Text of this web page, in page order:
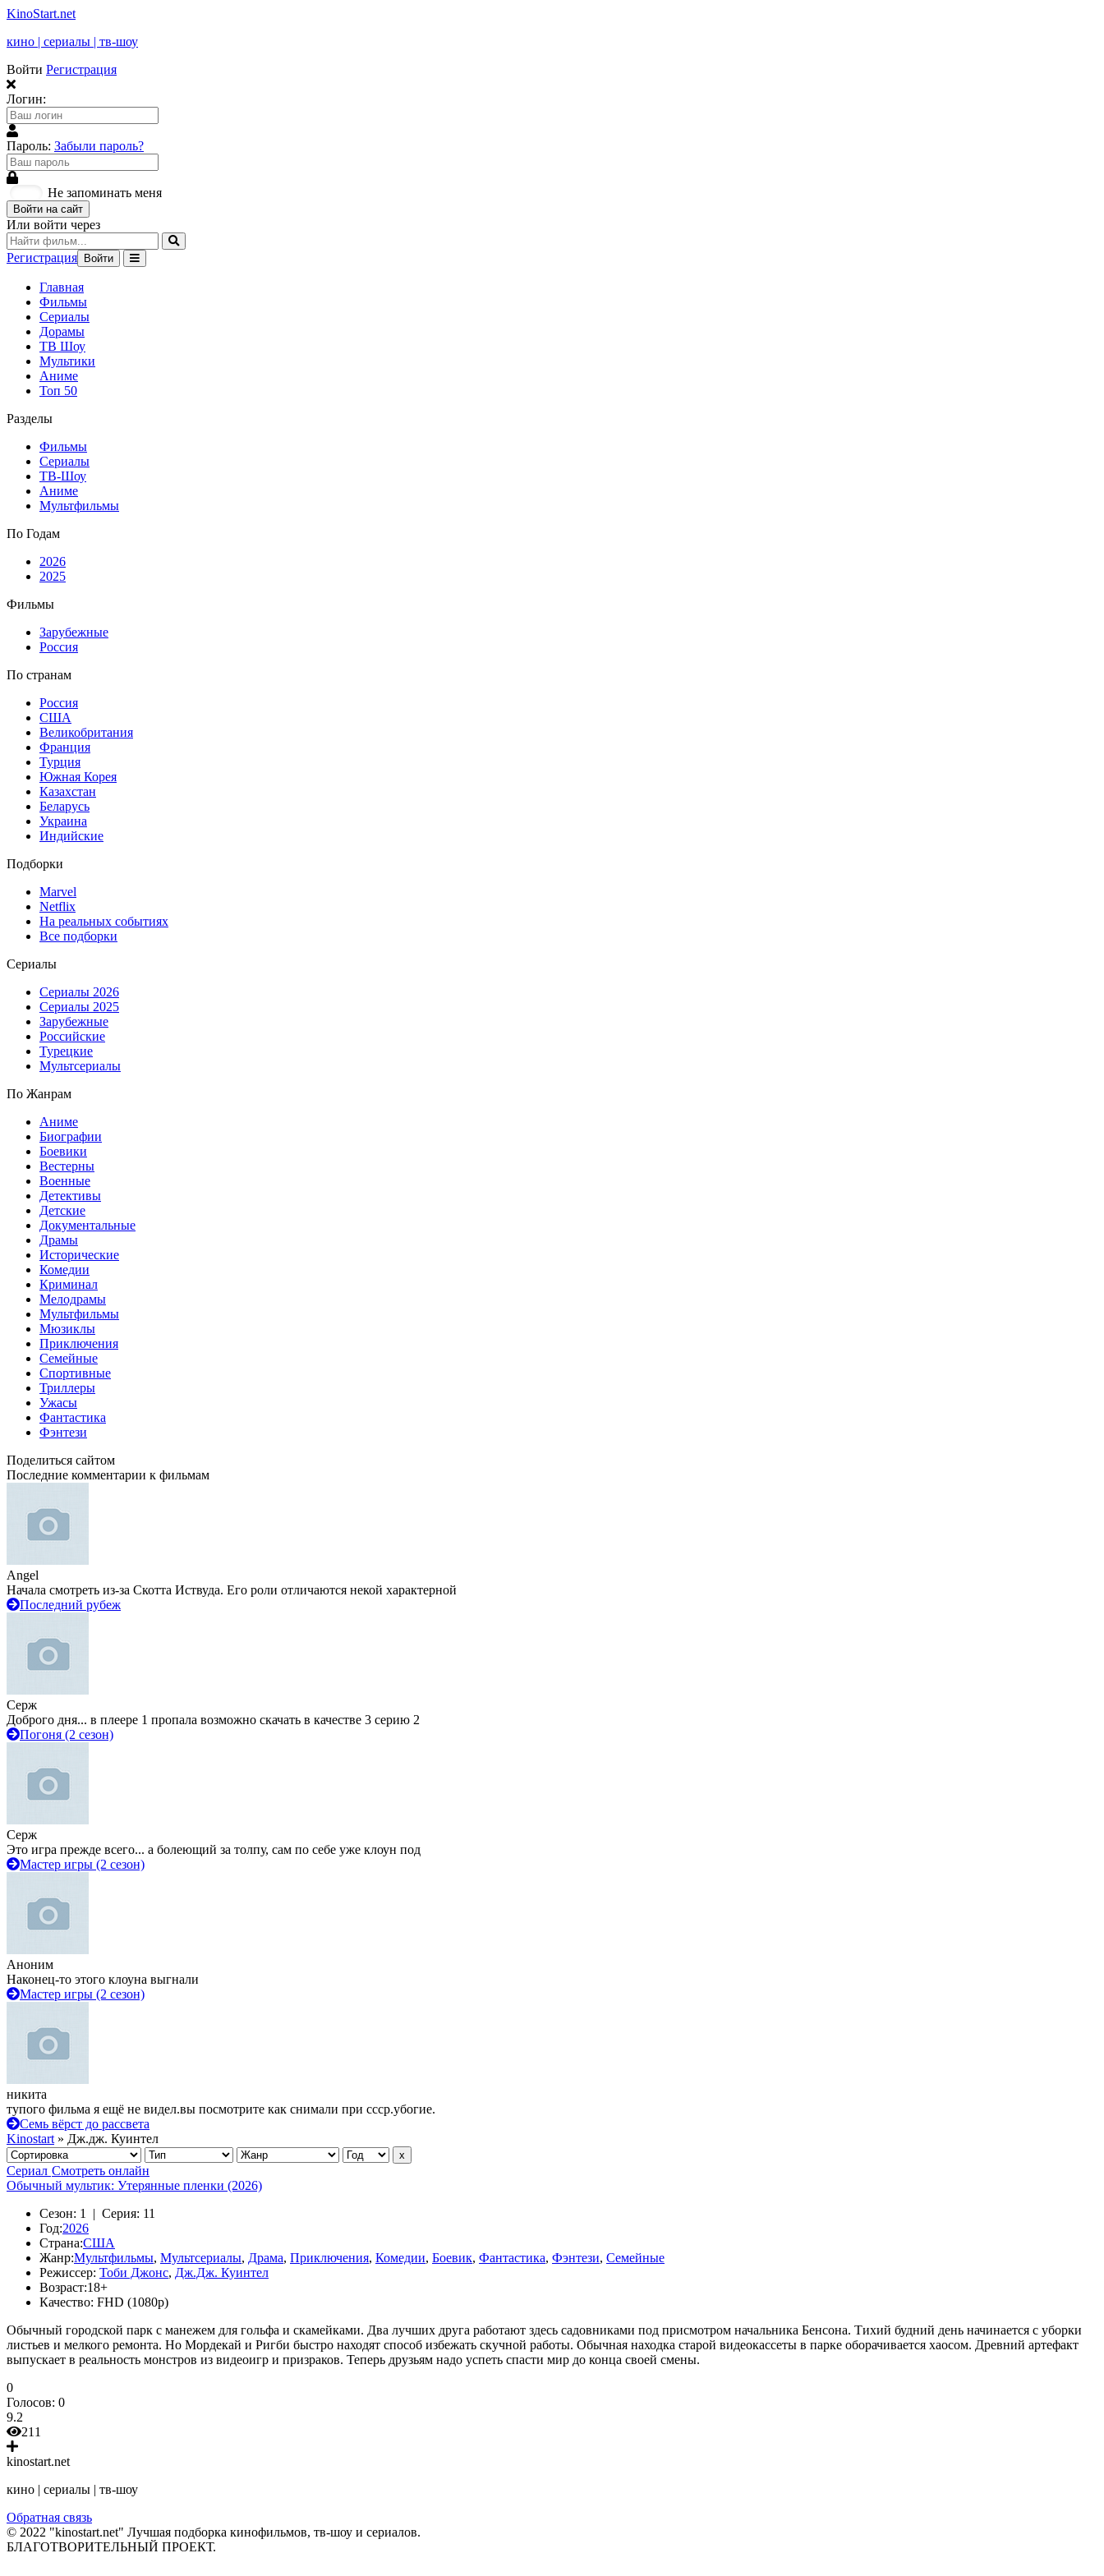
KinoStart.net
кино | сериалы | тв-шоу
Войти Регистрация
Логин:
Пароль: Забыли пароль?
Не запоминать меня
Войти на сайт
Или войти через
Регистрация Войти
Главная
Фильмы
Сериалы
Дорамы
ТВ Шоу
Мультики
Аниме
Топ 50
Разделы
Фильмы
Сериалы
ТВ-Шоу
Аниме
Мультфильмы
По Годам
2026
2025
Фильмы
Зарубежные
Россия
По странам
Россия
США
Великобритания
Франция
Турция
Южная Корея
Казахстан
Беларусь
Украина
Индийские
Подборки
Marvel
Netflix
На реальных событиях
Все подборки
Сериалы
Сериалы 2026
Сериалы 2025
Зарубежные
Российские
Турецкие
Мультсериалы
По Жанрам
Аниме
Биографии
Боевики
Вестерны
Военные
Детективы
Детские
Документальные
Драмы
Исторические
Комедии
Криминал
Мелодрамы
Мультфильмы
Мюзиклы
Приключения
Семейные
Спортивные
Триллеры
Ужасы
Фантастика
Фэнтези
Поделиться сайтом
Последние комментарии к фильмам
Angel
Начала смотреть из-за Скотта Иствуда. Его роли отличаются некой характерной
Последний рубеж
Серж
Доброго дня... в плеере 1 пропала возможно скачать в качестве 3 серию 2
Погоня (2 сезон)
Серж
Это игра прежде всего... а болеющий за толпу, сам по себе уже клоун под
Мастер игры (2 сезон)
Аноним
Наконец-то этого клоуна выгнали
Мастер игры (2 сезон)
никита
тупого фильма я ещё не видел.вы посмотрите как снимали при ссср.убогие.
Семь вёрст до рассвета
Kinostart » Дж.дж. Куинтел
Сериал Смотреть онлайн
Обычный мультик: Утерянные пленки (2026)
Сезон: 1 | Серия: 11
Год:2026
Страна:США
Жанр:Мультфильмы, Мультсериалы, Драма, Приключения, Комедии, Боевик, Фантастика, Фэнтези, Семейные
Режиссер: Тоби Джонс, Дж.Дж. Куинтел
Возраст:18+
Качество: FHD (1080p)
Обычный городской парк с манежем для гольфа и скамейками. Два лучших друга работают здесь садовниками под присмотром начальника Бенсона. Тихий будний день начинается с уборки
листьев и мелкого ремонта. Но Мордекай и Ригби быстро находят способ избежать скучной работы. Обычная находка старой видеокассеты в парке оборачивается хаосом. Древний артефакт
выпускает в реальность монстров из видеоигр и призраков. Теперь друзьям надо успеть спасти мир до конца своей смены.
0
Голосов: 0
9.2
211
kinostart.net
кино | сериалы | тв-шоу
Обратная связь
© 2022 "kinostart.net" Лучшая подборка кинофильмов, тв-шоу и сериалов.
БЛАГОТВОРИТЕЛЬНЫЙ ПРОЕКТ.